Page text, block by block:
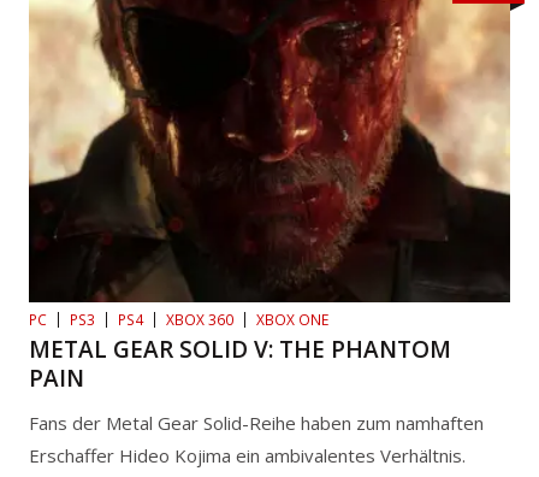
PC PS3 PS4 XBOX 360 XBOX ONE
METAL GEAR SOLID V: THE PHANTOM
PAIN
Fans der Metal Gear Solid-Reihe haben zum namhaften
Erschaffer Hideo Kojima ein ambivalentes Verhältnis.